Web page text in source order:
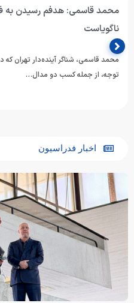
ناگویاست
محمد قاسمی، شناگر آینده‌دار تهران
توجه، از جمله کسب دو مدال…
اخبار فدراسیون